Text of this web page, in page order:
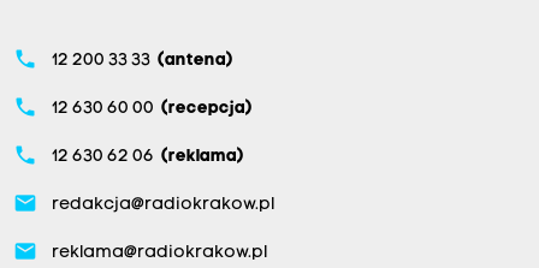
phone 12 200 33 33 (antena)
phone 12 630 60 00 (recepcja)
phone 12 630 62 06 (reklama)
email redakcja@radiokrakow.pl
email reklama@radiokrakow.pl